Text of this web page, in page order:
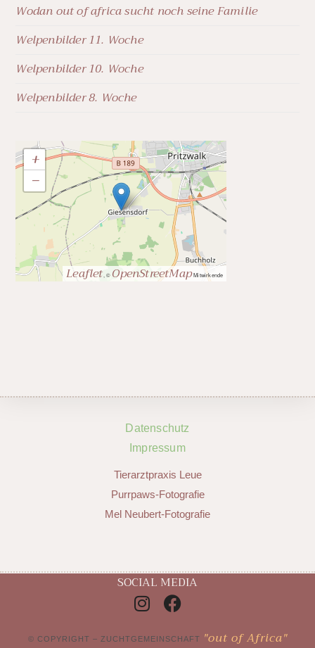
Wodan out of africa sucht noch seine Familie
Welpenbilder 11. Woche
Welpenbilder 10. Woche
Welpenbilder 8. Woche
+
−
Leaflet , © OpenStreetMapMitwirkende
Datenschutz
Impressum
Tierarztpraxis Leue
Purrpaws-Fotografie
Mel Neubert-Fotografie
SOCIAL MEDIA
© COPYRIGHT – ZUCHTGEMEINSCHAFT "out of Africa"